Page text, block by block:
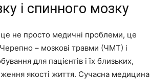
і спинного мозку
не просто медичні проблеми, це
Черепно – мозкові травми (ЧМТ) і
для пацієнтів і їх близьких,
якості життя. Сучасна медицина